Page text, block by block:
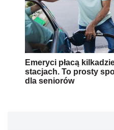
Emeryci płacą
stacjach. To prosty
dla seniorów